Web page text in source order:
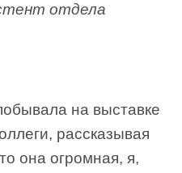
отдела
на выставке
рассказывая
она огромная, я,